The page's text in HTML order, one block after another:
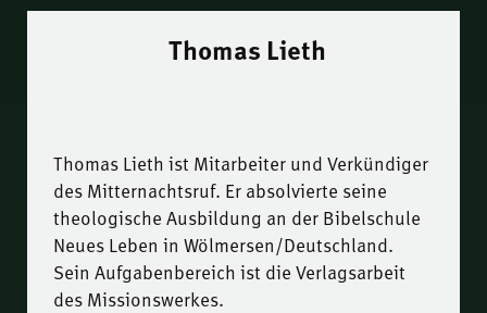
Thomas Lieth
Thomas Lieth ist Mitarbeiter und Verkündiger
des Mitternachtsruf. Er absolvierte seine
theologische Ausbildung an der Bibelschule
Neues Leben in Wölmersen/Deutschland.
Sein Aufgabenbereich ist die Verlagsarbeit
des Missionswerkes.